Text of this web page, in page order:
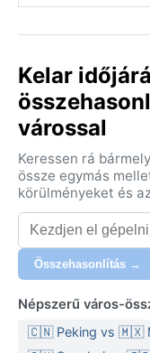
Kelar
várossal
Keressen rá
össze egymás
körülményeket és
Összehasonlítás →
Népszerű város-
🇨🇳 Peking vs 🇲🇽